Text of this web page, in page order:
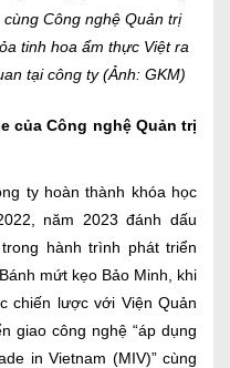
Công nghệ Quản trị
tinh hoa ẩm thực Việt ra
tại công ty (Ảnh: GKM)
của Công nghệ Quản trị
ty hoàn thành khóa học
năm 2023 đánh dấu
hành trình phát triển
mứt kẹo Bảo Minh, khi
chiến lược với Viện Quản
giao công nghệ “áp dụng
in Vietnam (MIV)” cùng